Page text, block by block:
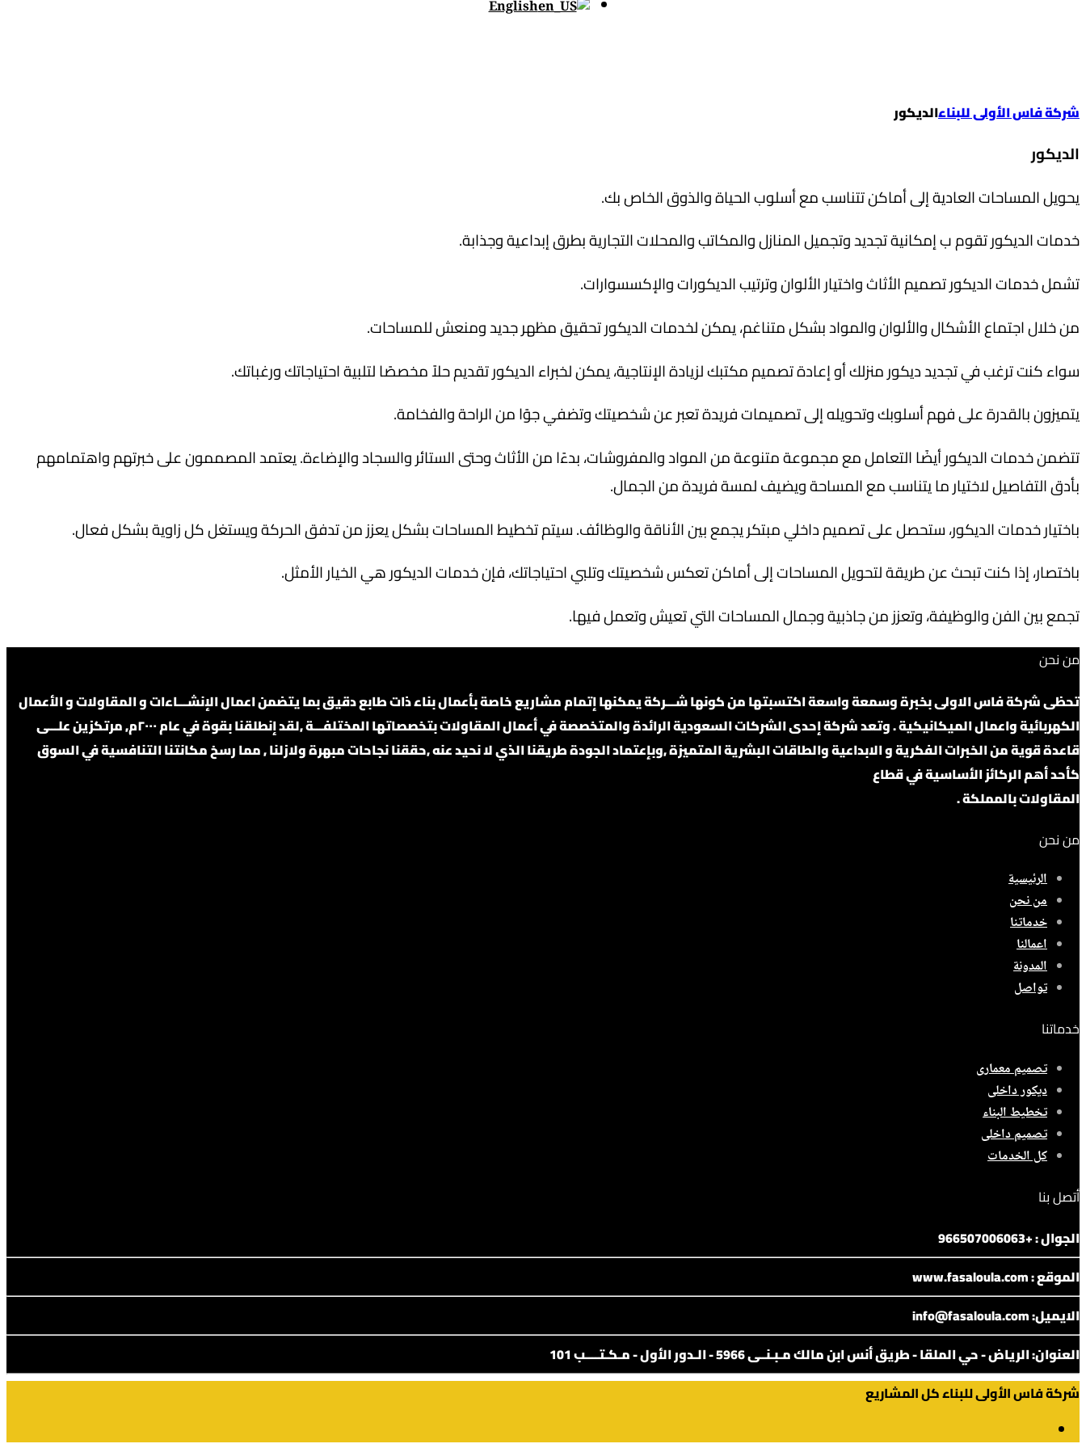
English
شركة فاس الأولى للبناءالديكور
الديكور
يحويل المساحات العادية إلى أماكن تتناسب مع أسلوب الحياة والذوق الخاص بك.
خدمات الديكور تقوم ب إمكانية تجديد وتجميل المنازل والمكاتب والمحلات التجارية بطرق إبداعية وجذابة.
تشمل خدمات الديكور تصميم الأثاث واختيار الألوان وترتيب الديكورات والإكسسوارات.
من خلال اجتماع الأشكال والألوان والمواد بشكل متناغم، يمكن لخدمات الديكور تحقيق مظهر جديد ومنعش للمساحات.
سواء كنت ترغب في تجديد ديكور منزلك أو إعادة تصميم مكتبك لزيادة الإنتاجية، يمكن لخبراء الديكور تقديم حلاً مخصصًا لتلبية احتياجاتك ورغباتك.
يتميزون بالقدرة على فهم أسلوبك وتحويله إلى تصميمات فريدة تعبر عن شخصيتك وتضفي جوًا من الراحة والفخامة.
تتضمن خدمات الديكور أيضًا التعامل مع مجموعة متنوعة من المواد والمفروشات، بدءًا من الأثاث وحتى الستائر والسجاد والإضاءة. يعتمد المصممون على خبرتهم واهتمامهم
بأدق التفاصيل لاختيار ما يتناسب مع المساحة ويضيف لمسة فريدة من الجمال.
باختيار خدمات الديكور، ستحصل على تصميم داخلي مبتكر يجمع بين الأناقة والوظائف. سيتم تخطيط المساحات بشكل يعزز من تدفق الحركة ويستغل كل زاوية بشكل فعال.
باختصار، إذا كنت تبحث عن طريقة لتحويل المساحات إلى أماكن تعكس شخصيتك وتلبي احتياجاتك، فإن خدمات الديكور هي الخيار الأمثل.
تجمع بين الفن والوظيفة، وتعزز من جاذبية وجمال المساحات التي تعيش وتعمل فيها.
من نحن
تحظى شركة فاس الاولى بخبرة وسمعة واسعة اكتسبتها من كونها شـــركة يمكنها إتمام مشاريع خاصة بأعمال بناء ذات طابع دقيق بما يتضمن اعمال الإنشـــاءات و المقاولات و الأعمال
الكهربائية واعمال الميكانيكية . وتعد شركة إحدى الشركات السعودية الرائدة والمتخصصة في أعمال المقاولات بتخصصاتها المختلفـــة ,لقد إنطلقنا بقوة في عام ٢٠٠٠م, مرتكزين علـــى
قاعدة قوية من الخبرات الفكرية و الابداعية والطاقات البشرية المتميزة ,وبإعتماد الجودة طريقنا الذي لا نحيد عنه ,حققنا نجاحات مبهرة ولازلنا , مما رسخ مكانتنا التنافسية في السوق
كأحد أهم الركائز الأساسية في قطاع
المقاولات بالمملكة .
من نحن
الرئيسية
من نحن
خدماتنا
اعمالنا
المدونة
تواصل
خدماتنا
تصميم معمارى
ديكور داخلى
تخطيط البناء
تصميم داخلى
كل الخدمات
أتصل بنا
الجوال : +966507006063
الموقع : www.fasaloula.com
الايميل: info@fasaloula.com
العنوان: الرياض - حي الملقا - طريق أنس ابن مالك مـبـنــى 5966 - الـدور الأول - مـكـتــــب 101
شركة فاس الأولى للبناءكل المشاريع